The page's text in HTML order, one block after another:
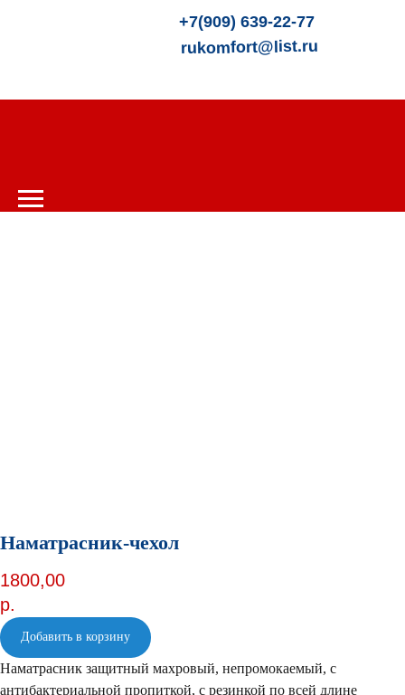
rukomfort@list.ru
+7(909) 639-22-77
Наматрасник-чехол
1800,00
р.
Добавить в корзину
Наматрасник защитный махровый, непромокаемый, с
антибактериальной пропиткой, с резинкой по всей длине